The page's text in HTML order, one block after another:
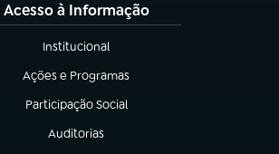
Acesso à Informação
Institucional
(abre em nova aba)
Ações e Programas
(abre em nova aba)
Participação Social
(abre em nova aba)
Auditorias
(abre em nova aba)